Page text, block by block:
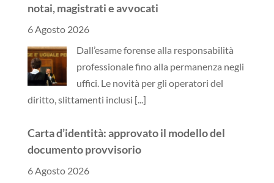
notai, magistrati e avvocati
6 Agosto 2026
Dall’esame forense alla responsabilità
professionale fino alla permanenza negli
uffici. Le novità per gli operatori del
diritto, slittamenti inclusi [...]
Carta d’identità: approvato il modello del
documento provvisorio
6 Agosto 2026